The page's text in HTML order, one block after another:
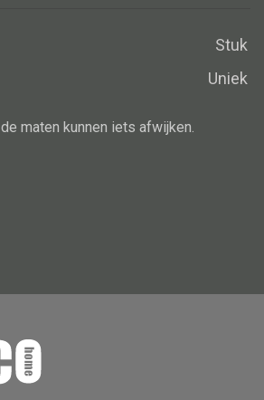
Stuk
Uniek
maten kunnen iets afwijken.